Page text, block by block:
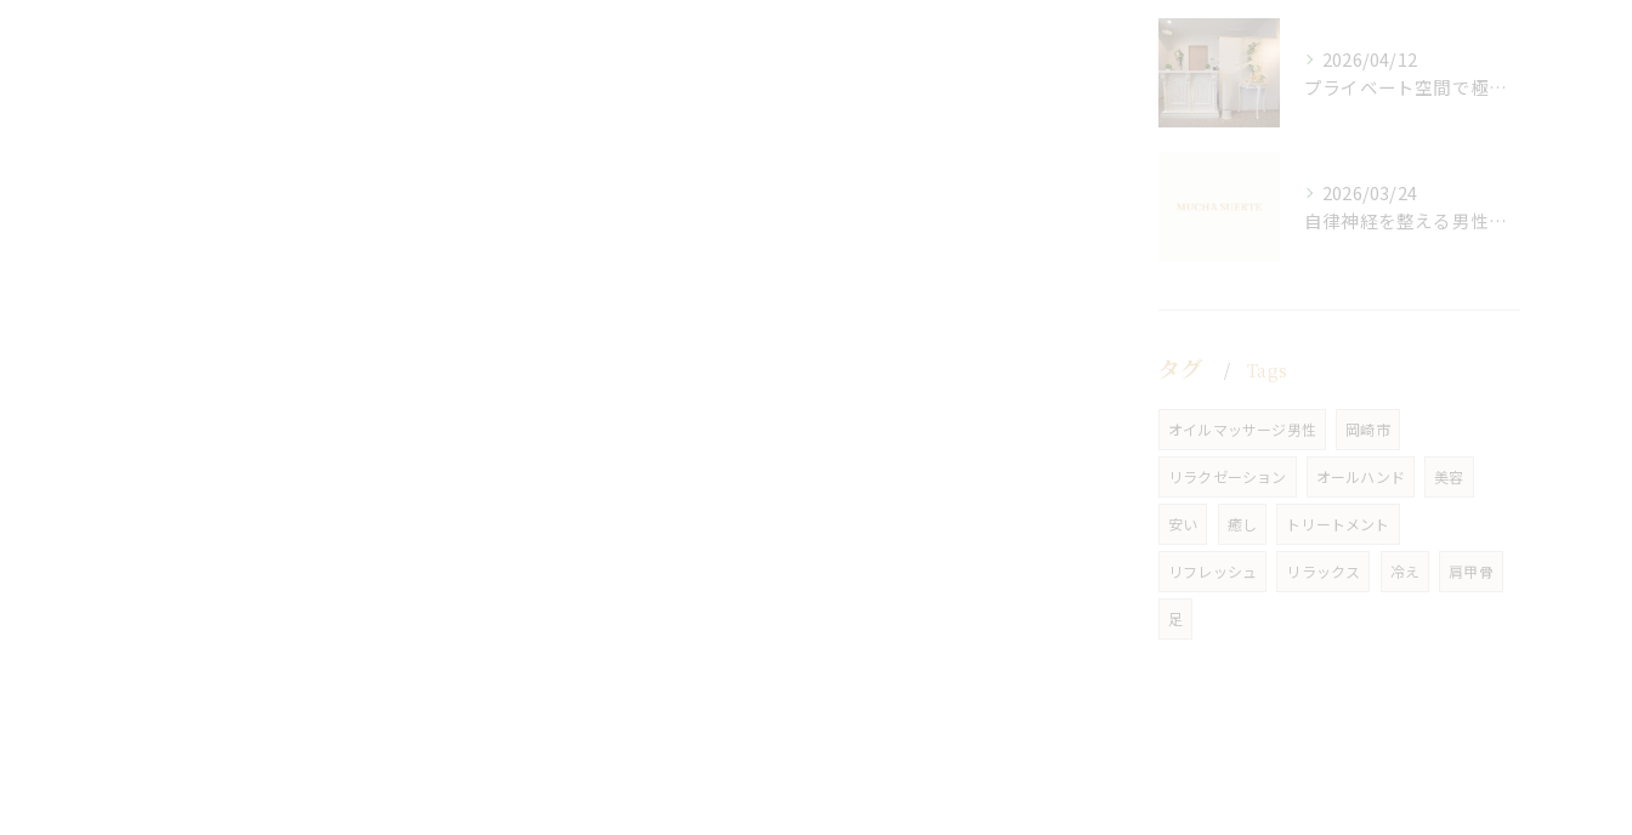
2026/04/12
プライベート空間で極上アロマリンパケアの効果
2026/03/24
自律神経を整える男性オイルマッサージ
タグ Tags
オイルマッサージ男性 岡崎市
リラクゼーション オールハンド 美容
安い 癒し トリートメント
リフレッシュ リラックス 冷え 肩甲骨
足